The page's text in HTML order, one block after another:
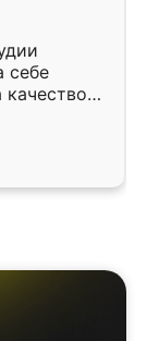
себе
качеством
почти